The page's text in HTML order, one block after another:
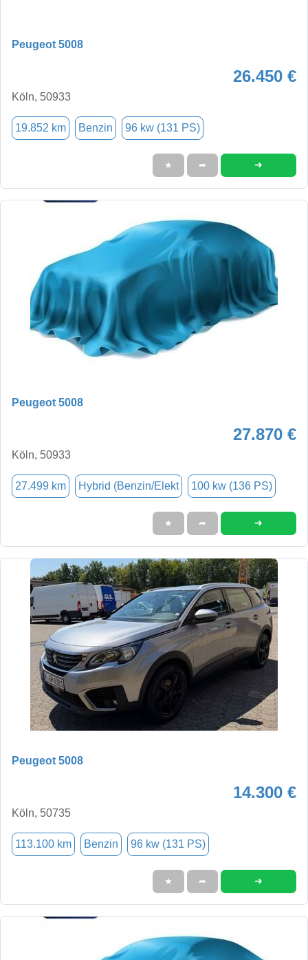
Peugeot 5008
26.450 €
Köln, 50933
19.852 km Benzin 96 kw (131 PS)
★ ➦ ➜
Peugeot 5008
27.870 €
Köln, 50933
27.499 km Hybrid (Benzin/Elekt 100 kw (136 PS)
★ ➦ ➜
Peugeot 5008
14.300 €
Köln, 50735
113.100 km Benzin 96 kw (131 PS)
★ ➦ ➜